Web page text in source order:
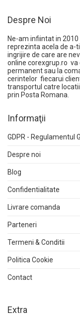
Despre Noi
Ne-am infiintat in 2010
reprezinta acela de a-
ingrijire de care are
online corexgrup.ro va
permanent sau la
cerintelor fiecarui
transportul catre
prin Posta Romana.
Informaţii
GDPR - Regulamentul
Despre noi
Blog
Confidentialitate
Livrare comanda
Parteneri
Termeni & Conditii
Politica Cookie
Contact
Extra